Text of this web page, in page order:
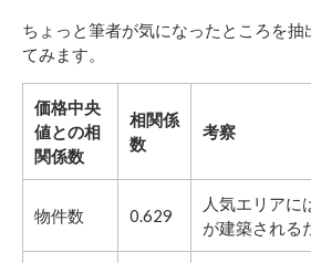
ちょっと筆者が気になったところを抽
てみます。
価格中央
値との相
関係数
相関係
数
考察
物件数 0.629
人気エリアに
が建築される